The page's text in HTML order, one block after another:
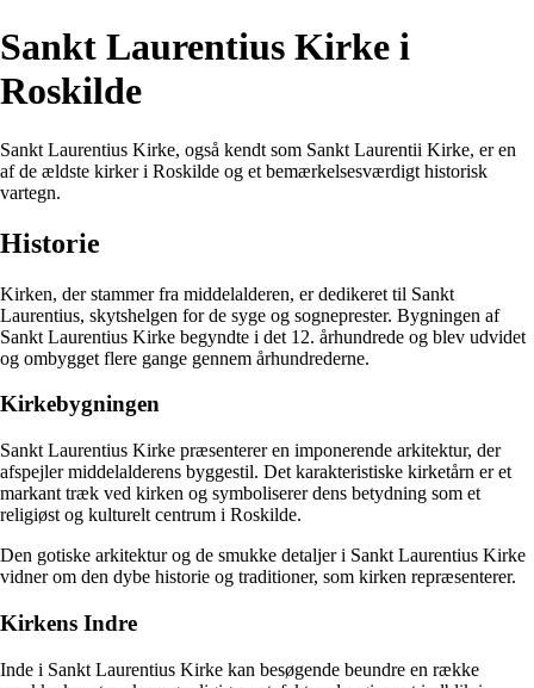
Sankt Laurentius Kirke i
Roskilde
Sankt Laurentius Kirke, også kendt som Sankt Laurentii Kirke, er en
af de ældste kirker i Roskilde og et bemærkelsesværdigt historisk
vartegn.
Historie
Kirken, der stammer fra middelalderen, er dedikeret til Sankt
Laurentius, skytshelgen for de syge og sogneprester. Bygningen af ​​
Sankt Laurentius Kirke begyndte i det 12. århundrede og blev udvidet
og ombygget flere gange gennem århundrederne.
Kirkebygningen
Sankt Laurentius Kirke præsenterer en imponerende arkitektur, der
afspejler middelalderens byggestil. Det karakteristiske kirketårn er et
markant træk ved kirken og symboliserer dens betydning som et
religiøst og kulturelt centrum i Roskilde.
Den gotiske arkitektur og de smukke detaljer i Sankt Laurentius Kirke
vidner om den dybe historie og traditioner, som kirken repræsenterer.
Kirkens Indre
Inde i Sankt Laurentius Kirke kan besøgende beundre en række